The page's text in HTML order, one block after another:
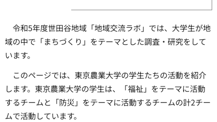
令和5年度世田谷地域「地域交流ラボ」では、大学生が地
域の中で「まちづくり」をテーマとした調査・研究をして
います。
このページでは、東京農業大学の学生たちの活動を紹介
します。東京農業大学の学生は、「福祉」をテーマに活動
するチームと「防災」をテーマに活動するチームの計2チー
ムで活動しています。